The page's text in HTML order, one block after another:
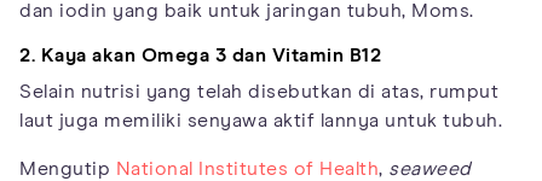
dan iodin yang baik untuk jaringan tubuh, Moms.
2. Kaya akan Omega 3 dan Vitamin B12
Selain nutrisi yang telah disebutkan di atas, rumput
laut juga memiliki senyawa aktif lannya untuk tubuh.
Mengutip National Institutes of Health, seaweed